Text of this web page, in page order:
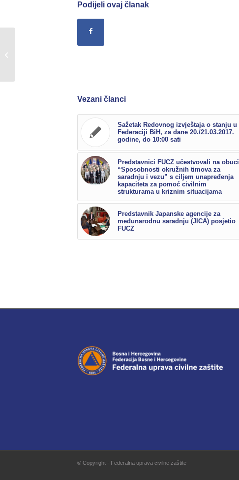
Podijeli ovaj članak
Vezani članci
Sažetak Redovnog izvještaja o stanju u
Federaciji BiH, za dane 20./21.03.2017.
godine, do 10:00 sati
Predstavnici FUCZ učestvovali na obuci
“Sposobnosti okružnih timova za
saradnju i vezu” s ciljem unapređenja
kapaciteta za pomoć civilnim
strukturama u kriznim situacijama
Predstavnik Japanske agencije za
međunarodnu saradnju (JICA) posjetio
FUCZ
© Copyright - Federalna uprava civilne zaštite
Petero predstavnika FUCZ uspješno